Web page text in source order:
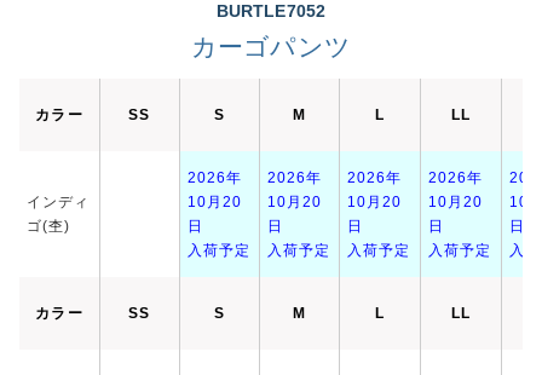
BURTLE7052
カーゴパンツ
カラー SS S M L LL
インディ
ゴ(杢)
2026年
10月20
日
入荷予定
2026年
10月20
日
入荷予定
2026年
10月20
日
入荷予定
2026年
10月20
日
入荷予定
10
日
入
カラー SS S M L LL